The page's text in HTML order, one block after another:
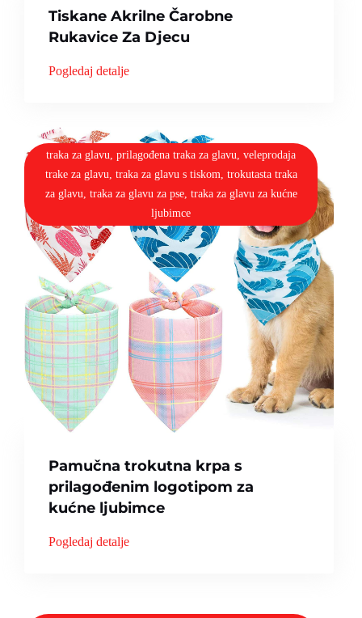
Tiskane Akrilne Čarobne
Rukavice Za Djecu
Pogledaj detalje
traka za glavu, prilagođena traka za glavu, veleprodaja
trake za glavu, traka za glavu s tiskom, trokutasta traka
za glavu, traka za glavu za pse, traka za glavu za kućne
ljubimce
Pamučna trokutna krpa s
prilagođenim logotipom za
kućne ljubimce
Pogledaj detalje